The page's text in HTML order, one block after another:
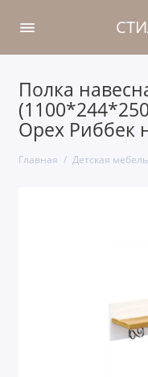
Полка
Орех Риббек
Главная Детская мебель